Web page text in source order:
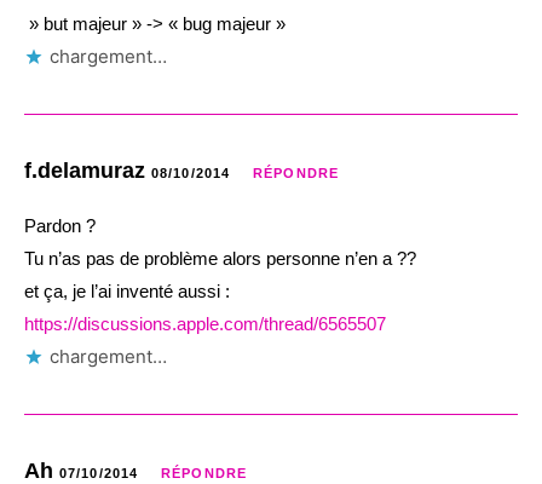
» but majeur » -> « bug majeur »
chargement…
f.delamuraz 08/10/2014 RÉPONDRE
Pardon ?
Tu n’as pas de problème alors personne n’en a ??
et ça, je l’ai inventé aussi :
https://discussions.apple.com/thread/6565507
chargement…
Ah 07/10/2014 RÉPONDRE